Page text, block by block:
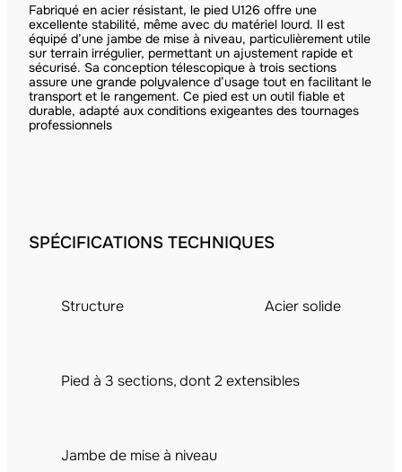
Fabriqué en acier résistant, le pied U126 offre une
excellente stabilité, même avec du matériel lourd. Il est
équipé d’une jambe de mise à niveau, particulièrement utile
sur terrain irrégulier, permettant un ajustement rapide et
sécurisé. Sa conception télescopique à trois sections
assure une grande polyvalence d’usage tout en facilitant le
transport et le rangement. Ce pied est un outil fiable et
durable, adapté aux conditions exigeantes des tournages
professionnels
SPÉCIFICATIONS TECHNIQUES
Structure Acier solide
Pied à 3 sections, dont 2 extensibles
Jambe de mise à niveau